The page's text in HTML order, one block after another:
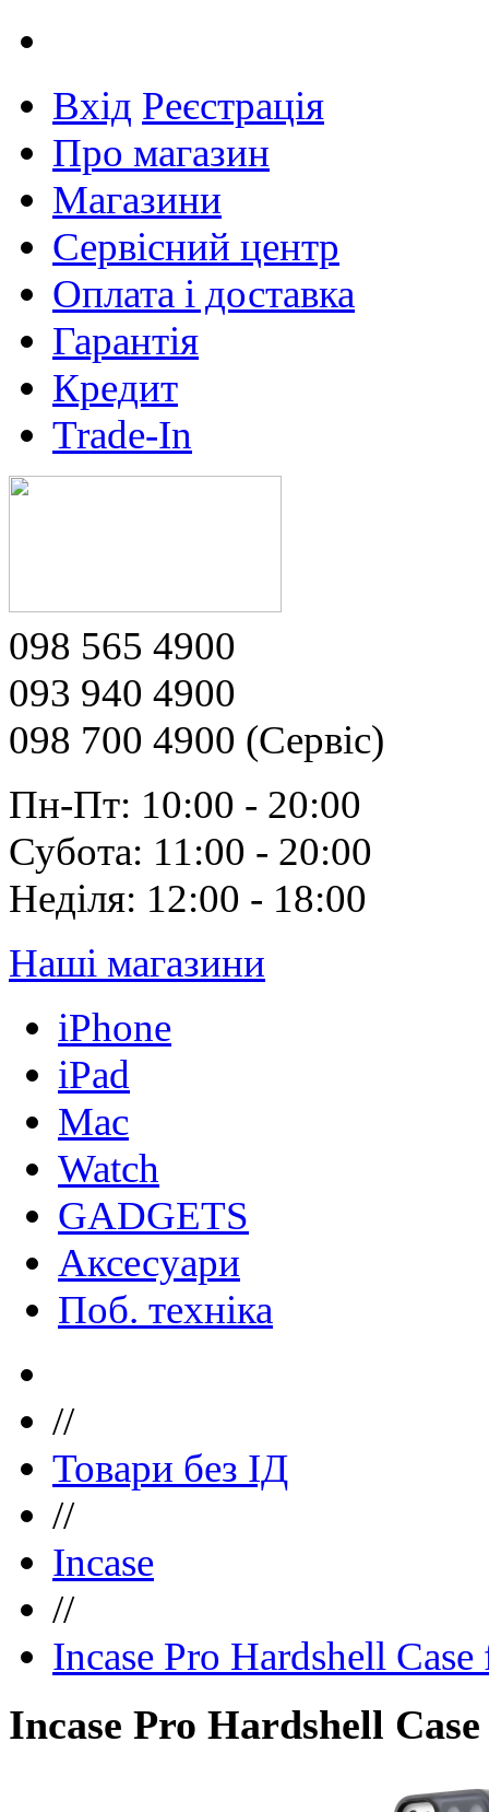
Вхід Реєстрація
Про магазин
Магазини
Сервісний центр
Оплата і доставка
Гарантія
Кредит
Trade-In
098 565 4900
093 940 4900
098 700 4900 (Сервіс)
Пн-Пт: 10:00 - 20:00
Субота: 11:00 - 20:00
Неділя: 12:00 - 18:00
Наші магазини
iPhone
iPad
Mac
Watch
GADGETS
Аксесуари
Поб. техніка
//
Товари без ІД
//
Incase
//
Incase Pro Hardshell
Incase Pro Hardshell